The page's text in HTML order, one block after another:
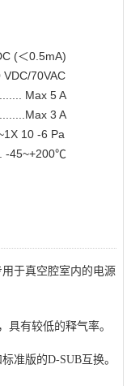
(＜0.5mA)
70VAC
Max 5 A
3 A
10 -6 Pa
-45~+200℃
于真空腔室内的电源
具有较低的释气率。
准版的D-SUB互换。